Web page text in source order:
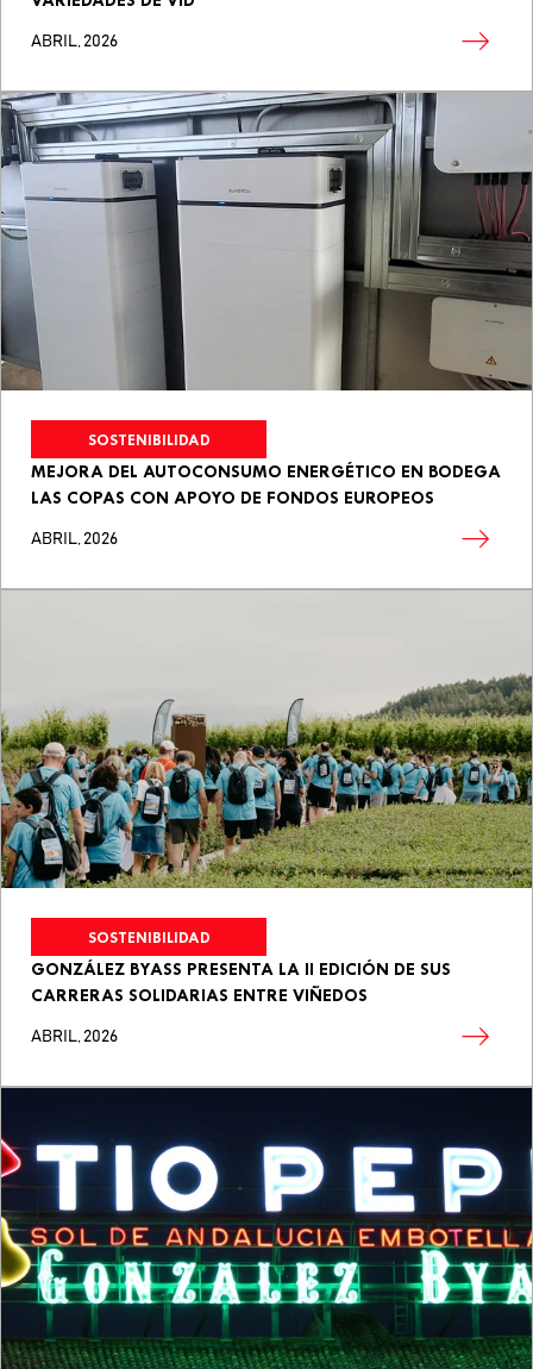
ABRIL, 2026
SOSTENIBILIDAD
MEJORA DEL AUTOCONSUMO ENERGÉTICO EN BODEGA
LAS COPAS CON APOYO DE FONDOS EUROPEOS
ABRIL, 2026
SOSTENIBILIDAD
GONZÁLEZ BYASS PRESENTA LA II EDICIÓN DE SUS
CARRERAS SOLIDARIAS ENTRE VIÑEDOS
ABRIL, 2026